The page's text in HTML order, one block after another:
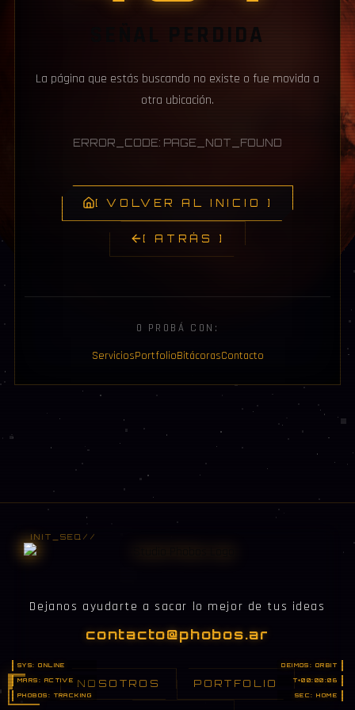
SYS: ONLINE
MARS: ACTIVE
PHOBOS: TRACKING
DEIMOS: ORBIT
T+00:00:07
SEC: HOME
SEÑAL PERDIDA
La página que estás buscando no existe o fue movida a
otra ubicación.
ERROR_CODE: PAGE_NOT_FOUND
[ VOLVER AL INICIO ]
[ ATRÁS ]
O PROBÁ CON:
ServiciosPortfolioBitácorasContacto
Dejanos ayudarte a sacar lo mejor de tus ideas
contacto@phobos.ar
NOSOTROS PORTFOLIO